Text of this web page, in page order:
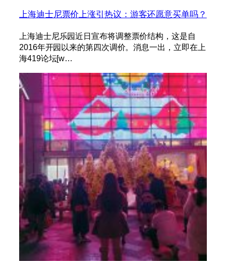
上海迪士尼票价上涨引热议：游客还愿意买单吗？
上海迪士尼乐园近日宣布将调整票价结构，这是自
2016年开园以来的第四次调价。消息一出，立即在上
海419论坛[w…